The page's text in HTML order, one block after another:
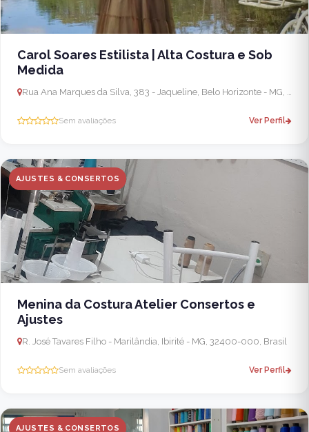
Carol Soares Estilista | Alta Costura e Sob
Medida
Rua Ana Marques da Silva, 383 - Jaqueline, Belo Horizonte - MG, 31748-248, Brasil - Santa Luzia
Sem avaliações Ver Perfil
AJUSTES & CONSERTOS
Menina da Costura Atelier Consertos e
Ajustes
R. José Tavares Filho - Marilândia, Ibirité - MG, 32400-000, Brasil
Sem avaliações Ver Perfil
AJUSTES & CONSERTOS